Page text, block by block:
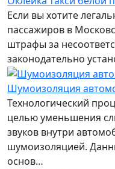
Если вы хотите
пассажиров в
штрафы за
законодательно
Шумоизоляция
Технологический
целью уменьшения
звуков внутри
шумоизоляцией.
основ…